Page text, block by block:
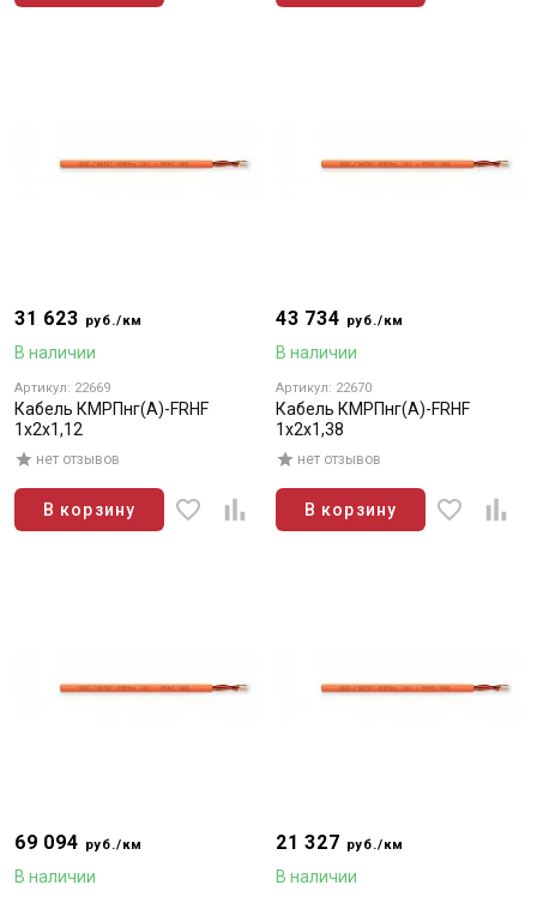
31 623 руб./км
В наличии
Артикул: 22669
Кабель КМРПнг(А)-FRHF
1х2х1,12
нет отзывов
В корзину
43 734 руб./км
В наличии
Артикул: 22670
Кабель КМРПнг(А)-FRHF
1х2х1,38
нет отзывов
В корзину
69 094 руб./км
В наличии
21 327 руб./км
В наличии